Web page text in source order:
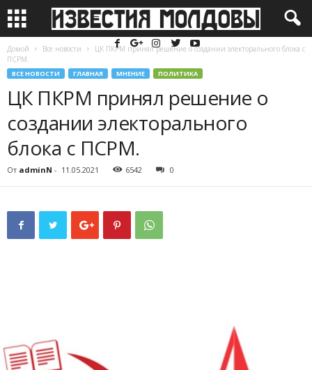
Домой Все новости
ЦК ПКРМ принял решение о создании электорального блока с
ПСРМ.
ВСЕ НОВОСТИ ГЛАВНАЯ МНЕНИЕ ПОЛИТИКА
ЦК ПКРМ принял решение о
создании электорального
блока с ПСРМ.
От adminN - 11.05.2021 6542 0